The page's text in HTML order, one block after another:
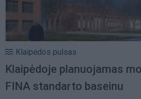
Klaipėdos pulsas
Klaipėdoje planuojamas
FINA standarto baseinu